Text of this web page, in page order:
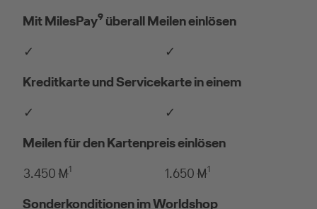
Mit MilesPay9 überall Meilen einlösen
✓
✓
Kreditkarte und Servicekarte in einem
✓
✓
Meilen für den Kartenpreis einlösen
3.450 -M-1 1.650 -M-1
Sonderkonditionen im Worldshop